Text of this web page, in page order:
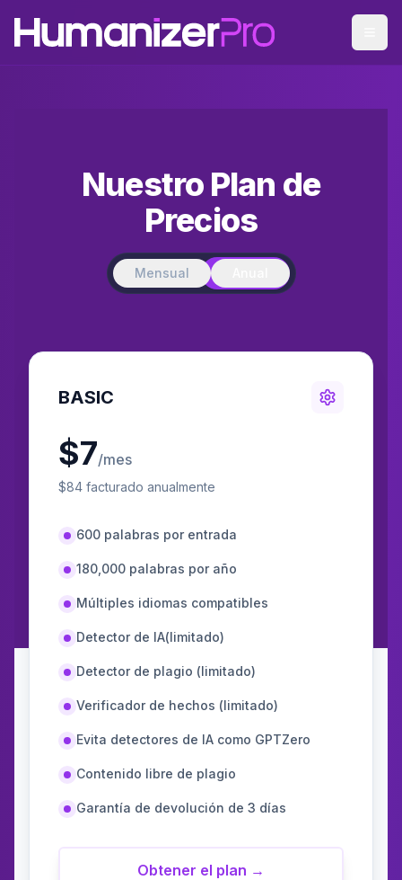
Nuestro Plan de
Precios
Mensual
BASIC
$7/mes
$84 facturado anualmente
600 palabras por entrada
180,000 palabras por año
Múltiples idiomas compatibles
Detector de IA(limitado)
Detector de plagio (limitado)
Verificador de hechos (limitado)
Evita detectores de IA como GPTZero
Contenido libre de plagio
Garantía de devolución de 3 días
Obtener el plan →